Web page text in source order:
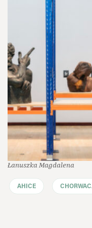
Łanuszka Magdalena
AHICE